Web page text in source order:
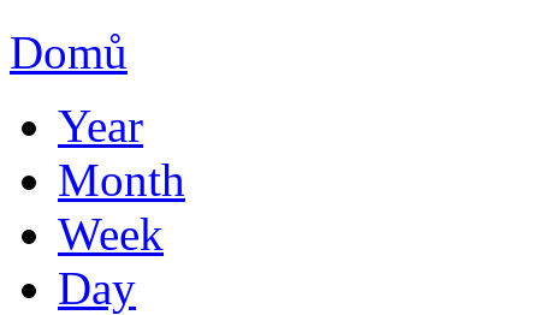
Domů
Year
Month
Week
Day